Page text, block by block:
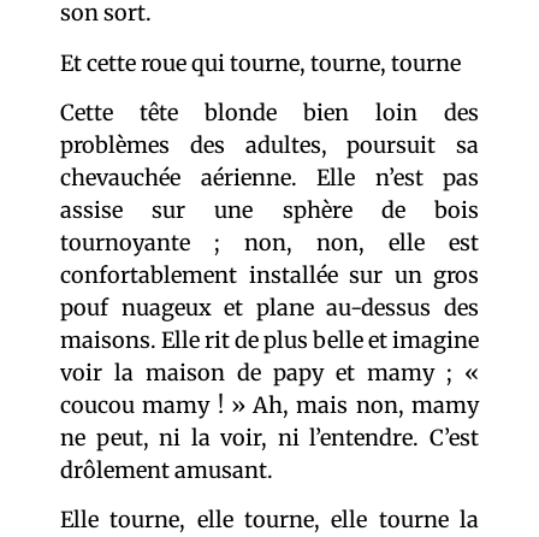
son sort.
Et cette roue qui tourne, tourne, tourne
Cette tête blonde bien loin des
problèmes des adultes, poursuit sa
chevauchée aérienne. Elle n’est pas
assise sur une sphère de bois
tournoyante ; non, non, elle est
confortablement installée sur un gros
pouf nuageux et plane au-dessus des
maisons. Elle rit de plus belle et imagine
voir la maison de papy et mamy ; «
coucou mamy ! » Ah, mais non, mamy
ne peut, ni la voir, ni l’entendre. C’est
drôlement amusant.
Elle tourne, elle tourne, elle tourne la